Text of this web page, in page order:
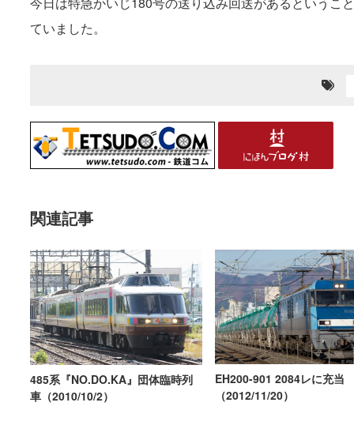
ていました。
関連記事
485系『NO.DO.KA』団体臨時列
車（2010/10/2）
EH200-901 2084レに充当
（2012/11/20）